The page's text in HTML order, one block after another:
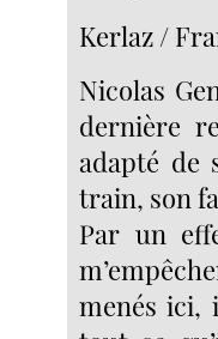
Kerlaz /
Nicolas
dernière
adapté de
train, son
Par un
menés ici,